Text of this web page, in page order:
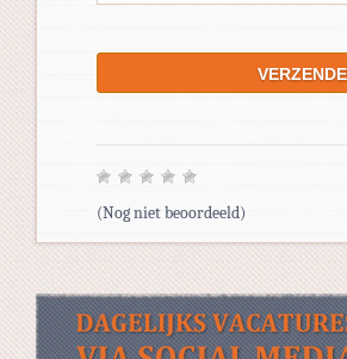
(Nog niet beoordeeld)